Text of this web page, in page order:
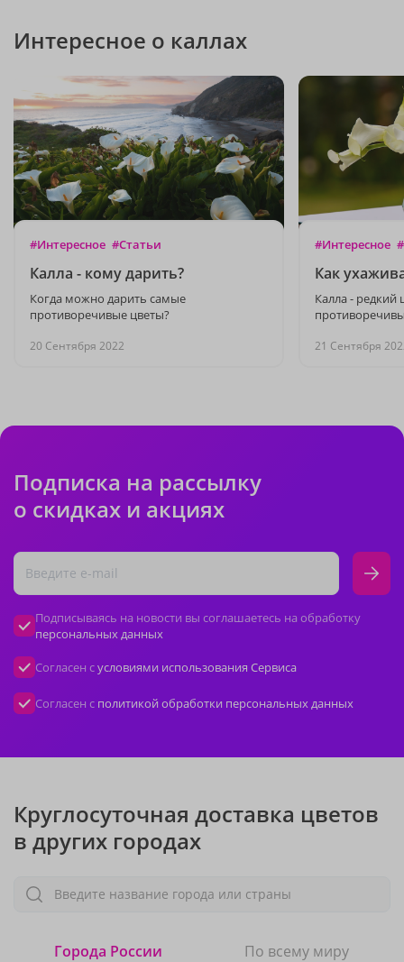
Интересное о каллах
#Интересное #Статьи
Калла - кому дарить?
Когда можно дарить самые
противоречивые цветы?
20 Сентября 2022
#Интересное
Как
Калла - редкий
21 Сентября
Подписка на рассылку
о скидках и акциях
Подписываясь на новости вы соглашаетесь на обработку
персональных данных
Согласен сусловиями использования Сервиса
Согласен с политикой обработки персональных данных
Круглосуточная доставка цветов
в других городах
Введите название города или страны
Города России По всему миру